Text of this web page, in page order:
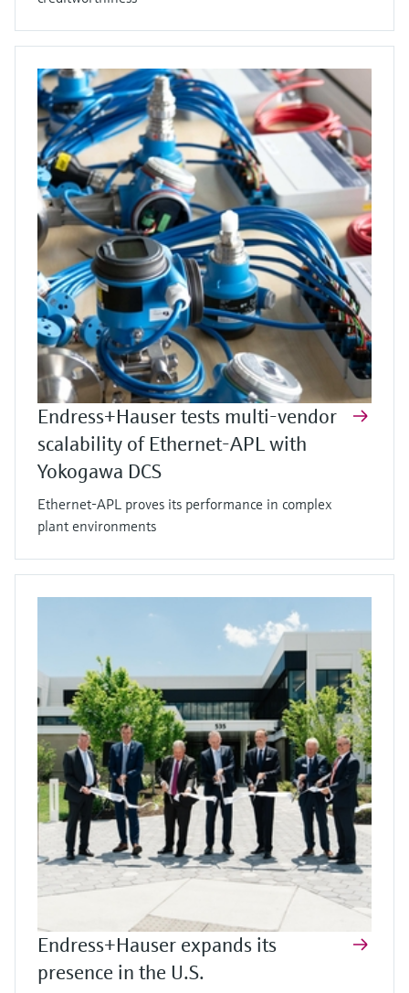
Endress+Hauser tests multi-vendor
scalability of Ethernet-APL with
Yokogawa DCS
Ethernet-APL proves its performance in complex
plant environments
Endress+Hauser expands its
presence in the U.S.